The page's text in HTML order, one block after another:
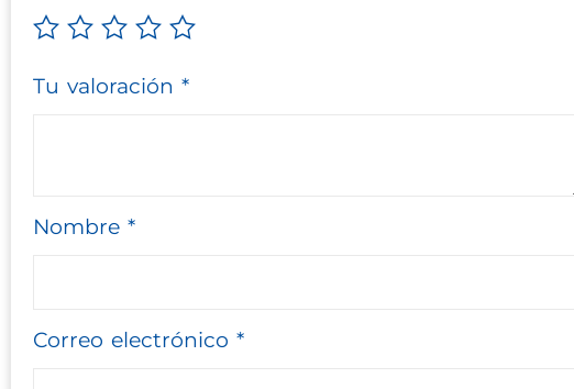
Tu valoración *
Nombre *
Correo electrónico *